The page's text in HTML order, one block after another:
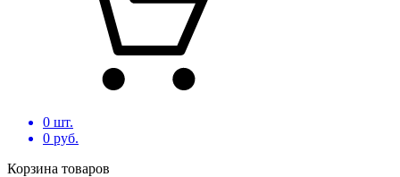
0 шт.
0 руб.
Корзина товаров